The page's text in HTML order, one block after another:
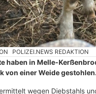
POLIZEI.NEWS REDAKTION
haben in Melle-
von einer Weide gestohlen.
wegen Diebstahls